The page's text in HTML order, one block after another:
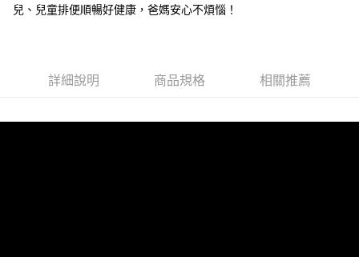
權轉讓予恩沛科技股份有限公司。
請求用戶進行身份認證。
兒、兒童排便順暢好健康，爸媽安心不煩惱！
詳細說明 商品規格 相關推薦